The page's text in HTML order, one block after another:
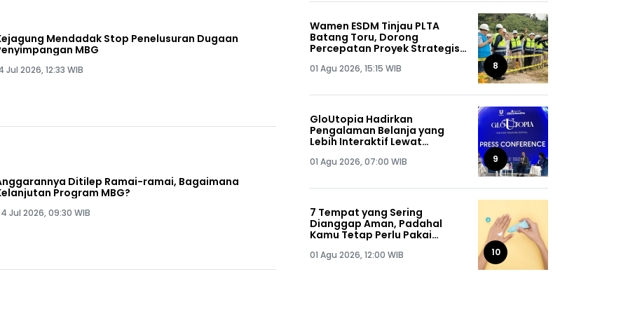
Mendadak Stop Penelusuran Dugaan
MBG
Jul 2026, 12:33 WIB
Ditilep Ramai-ramai, Bagaimana
Program MBG?
Jul 2026, 09:30 WIB
Wamen ESDM Tinjau PLTA
Batang Toru, Dorong
Percepatan Proyek Strategis
01 Agu 2026, 15:15 WIB 8
GloUtopia Hadirkan
Pengalaman Belanja yang
Lebih Interaktif Lewat
Shopee
01 Agu 2026, 07:00 WIB 9
7 Tempat yang Sering
Dianggap Aman, Padahal
Kamu Tetap Perlu Pakai
01 Agu 2026, 12:00 WIB 10